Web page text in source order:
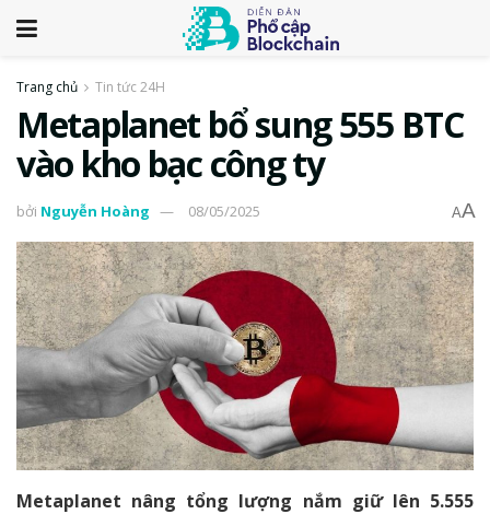
Trang chủ Tin tức 24H
Metaplanet bổ sung 555 BTC
vào kho bạc công ty
bởi Nguyễn Hoàng 08/05/2025 AA
Metaplanet nâng tổng lượng nắm giữ lên 5.555